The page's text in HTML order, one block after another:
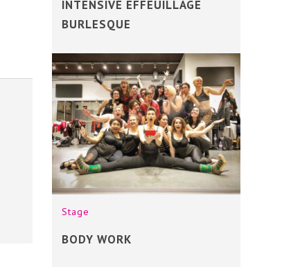
INTENSIVE EFFEUILLAGE
BURLESQUE
Stage
BODY WORK